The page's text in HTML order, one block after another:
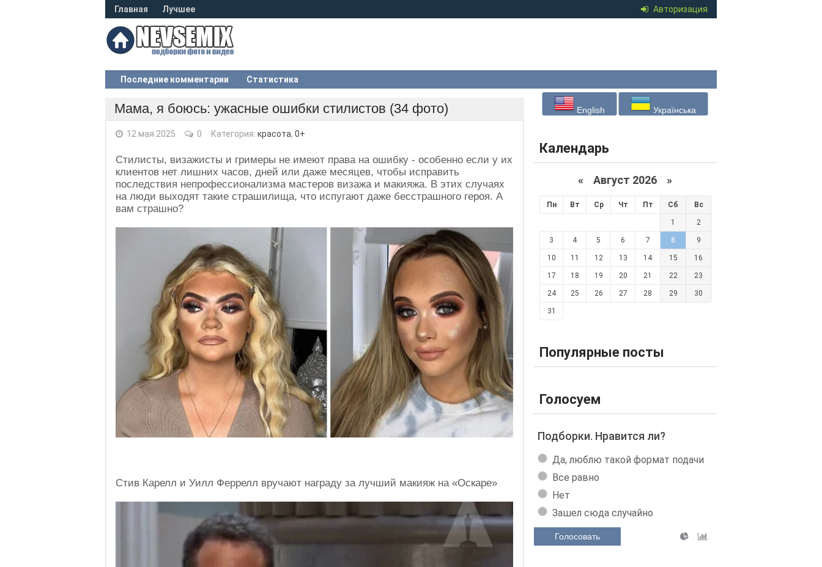
Авторизация
Главная Лучшее
Последние комментарии Статистика
Мама, я боюсь: ужасные ошибки стилистов (34 фото)
12 мая 2025 0 Категория: красота, 0+
Стилисты, визажисты и гримеры не имеют права на ошибку - особенно если у их
клиентов нет лишних часов, дней или даже месяцев, чтобы исправить
последствия непрофессионализма мастеров визажа и макияжа. В этих случаях
на люди выходят такие страшилища, что испугают даже бесстрашного героя. А
вам страшно?
Стив Карелл и Уилл Феррелл вручают награду за лучший макияж на «Оскаре»
English Українська
Календарь
« Август 2026 »
Пн Вт Ср Чт Пт Сб Вс
1 2
3 4 5 6 7 8 9
10 11 12 13 14 15 16
17 18 19 20 21 22 23
24 25 26 27 28 29 30
31
Популярные посты
Голосуем
Подборки. Нравится ли?
Да, люблю такой формат подачи
Все равно
Нет
Зашел сюда случайно
Голосовать